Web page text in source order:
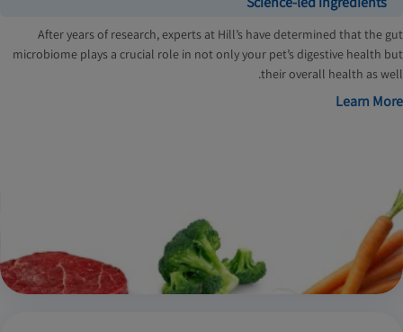
After years of research, experts at Hill’s have determined that the gut
microbiome plays a crucial role in not only your pet’s digestive health but
their overall health as well.
Learn More